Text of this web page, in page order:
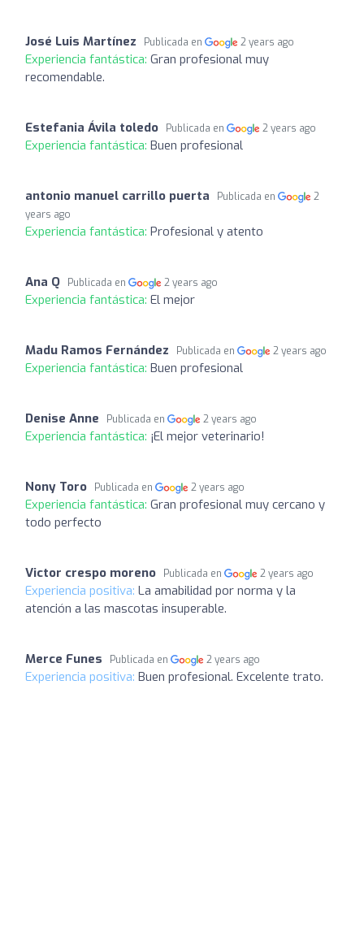
José Luis Martínez Publicada en 2 years ago
Experiencia fantástica: Gran profesional muy
recomendable.
Estefania Ávila toledo Publicada en 2 years ago
Experiencia fantástica: Buen profesional
antonio manuel carrillo puerta Publicada en
2
years ago
Experiencia fantástica: Profesional y atento
Ana Q Publicada en 2 years ago
Experiencia fantástica: El mejor
Madu Ramos Fernández Publicada en 2 years ago
Experiencia fantástica: Buen profesional
Denise Anne Publicada en 2 years ago
Experiencia fantástica: ¡El mejor veterinario!
Nony Toro Publicada en 2 years ago
Experiencia fantástica: Gran profesional muy cercano y
todo perfecto
Victor crespo moreno Publicada en 2 years ago
Experiencia positiva: La amabilidad por norma y la
atención a las mascotas insuperable.
Merce Funes Publicada en 2 years ago
Experiencia positiva: Buen profesional. Excelente trato.